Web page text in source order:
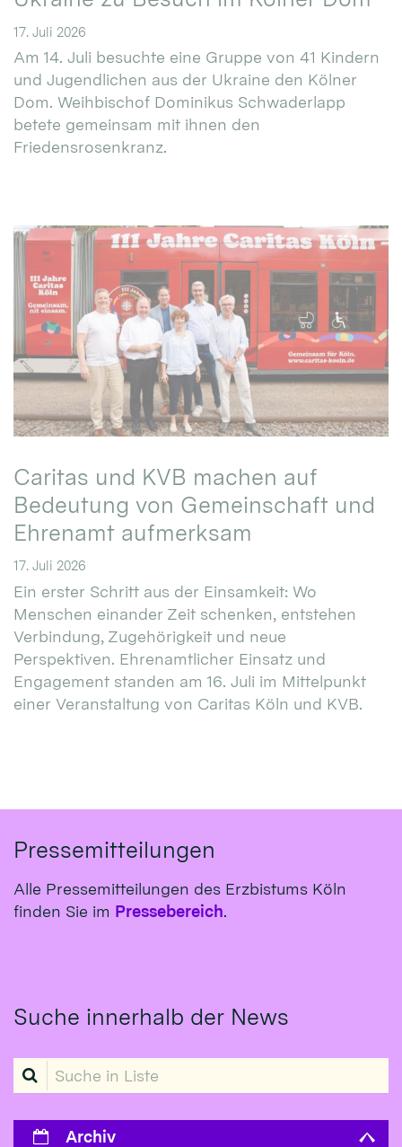
17. Juli 2026
Am 14. Juli besuchte eine Gruppe von 41 Kindern
und Jugendlichen aus der Ukraine den Kölner
Dom. Weihbischof Dominikus Schwaderlapp
betete gemeinsam mit ihnen den
Friedensrosenkranz.
Caritas und KVB machen auf
Bedeutung von Gemeinschaft und
Ehrenamt aufmerksam
17. Juli 2026
Ein erster Schritt aus der Einsamkeit: Wo
Menschen einander Zeit schenken, entstehen
Verbindung, Zugehörigkeit und neue
Perspektiven. Ehrenamtlicher Einsatz und
Engagement standen am 16. Juli im Mittelpunkt
einer Veranstaltung von Caritas Köln und KVB.
Pressemitteilungen
Alle Pressemitteilungen des Erzbistums Köln
finden Sie im Pressebereich.
Suche innerhalb der News
Suche in Liste
Archiv